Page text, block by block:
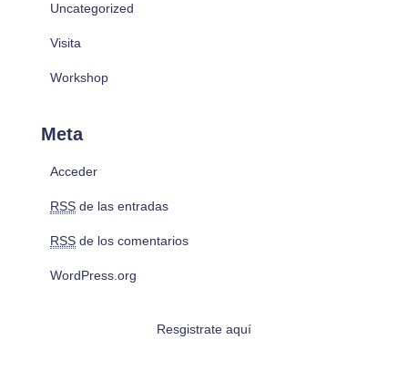
Uncategorized
Visita
Workshop
Meta
Acceder
RSS de las entradas
RSS de los comentarios
WordPress.org
Resgistrate aquí